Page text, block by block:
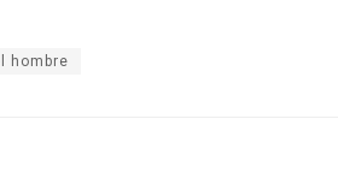
hombre